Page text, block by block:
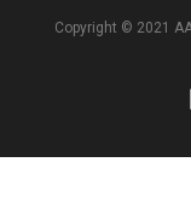
Copyright © 2021